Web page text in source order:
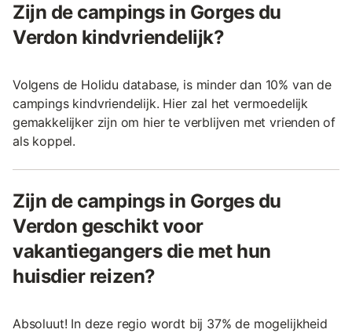
Zijn de campings in Gorges du
Verdon kindvriendelijk?
Volgens de Holidu database, is minder dan 10% van de
campings kindvriendelijk. Hier zal het vermoedelijk
gemakkelijker zijn om hier te verblijven met vrienden of
als koppel.
Zijn de campings in Gorges du
Verdon geschikt voor
vakantiegangers die met hun
huisdier reizen?
Absoluut! In deze regio wordt bij 37% de mogelijkheid